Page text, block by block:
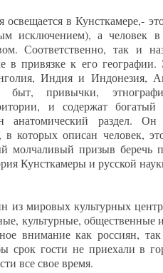
освещается в Кунсткамере,-
исключением), а человек
Соответственно, так и
в привязке к его
Индия и Индонезия,
быт, привычки,
и содержат богатый
анатомический раздел.
в которых описан человек,
молчаливый призыв беречь
Кунсткамеры и русской
из мировых культурных
культурные, общественные
внимание как россиян,
срок гости не приехали в
все свое время.